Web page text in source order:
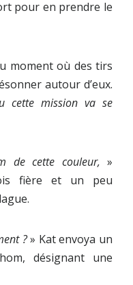
pour en prendre le
moment où des tirs
autour d’eux.
cette mission va se
de cette couleur, »
fière et un peu
?» Kat envoya un
désignant une